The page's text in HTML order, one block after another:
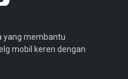
yang membantu
mobil keren dengan